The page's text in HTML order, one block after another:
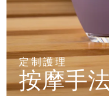
定制護理
按摩手